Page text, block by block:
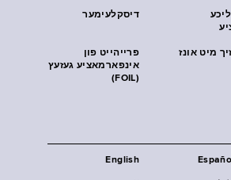
דיסקלעימער
פרייהייט פון
אינפארמאציע געזעץ
(FOIL)
מיט אונז
English